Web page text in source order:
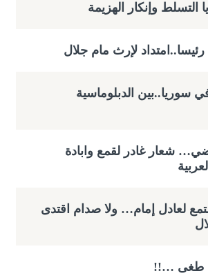
التسلط وإنكار الهزيمة
رئيسا..امتداد لإرث مام جلال
سوريا..بين الدبلوماسية
شعار غادر لقمع وابادة
لعادل إمام… ولا صدام اقتدى
طغى …!!